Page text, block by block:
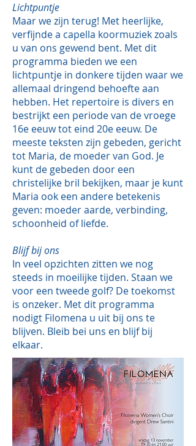
Lichtpuntje
Maar we zijn terug! Met heerlijke,
verfijnde a capella koormuziek zoals
u van ons gewend bent. Met dit
programma bieden we een
lichtpuntje in donkere tijden waar we
allemaal dringend behoefte aan
hebben. Het repertoire is divers en
bestrijkt een periode van de vroege
16e eeuw tot eind 20e eeuw. De
meeste teksten zijn gebeden, gericht
tot Maria, de moeder van God. Je
kunt de gebeden door een
christelijke bril bekijken, maar je kunt
Maria ook een andere betekenis
geven: moeder aarde, verbinding,
schoonheid of liefde.
Blijf bij ons
In veel opzichten zitten we nog
steeds in moeilijke tijden. Staan we
voor een tweede golf? De toekomst
is onzeker. Met dit programma
nodigt Filomena u uit bij ons te
blijven. Bleib bei uns en blijf bij
elkaar.